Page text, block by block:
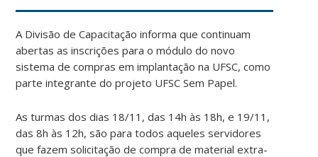
A Divisão de Capacitação informa que continuam
abertas as inscrições para o módulo do novo
sistema de compras em implantação na UFSC, como
parte integrante do projeto UFSC Sem Papel.
As turmas dos dias 18/11, das 14h às 18h, e 19/11,
das 8h às 12h, são para todos aqueles servidores
que fazem solicitação de compra de material extra-